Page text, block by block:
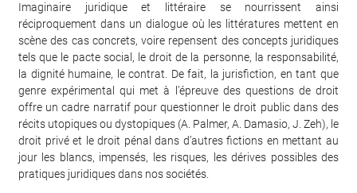
Imaginaire juridique et littéraire se nourrissent ainsi
réciproquement dans un dialogue où les littératures mettent en
scène des cas concrets, voire repensent des concepts juridiques
tels que le pacte social, le droit de la personne, la responsabilité,
la dignité humaine, le contrat. De fait, la jurisfiction, en tant que
genre expérimental qui met à l’épreuve des questions de droit
offre un cadre narratif pour questionner le droit public dans des
récits utopiques ou dystopiques (A. Palmer, A. Damasio, J. Zeh), le
droit privé et le droit pénal dans d’autres fictions en mettant au
jour les blancs, impensés, les risques, les dérives possibles des
pratiques juridiques dans nos sociétés.